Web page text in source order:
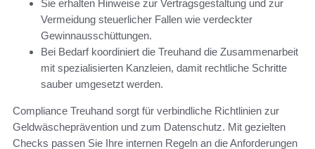
Sie erhalten Hinweise zur Vertragsgestaltung und zur
Vermeidung steuerlicher Fallen wie verdeckter
Gewinnausschüttungen.
Bei Bedarf koordiniert die Treuhand die Zusammenarbeit
mit spezialisierten Kanzleien, damit rechtliche Schritte
sauber umgesetzt werden.
Compliance Treuhand sorgt für verbindliche Richtlinien zur
Geldwäscheprävention und zum Datenschutz. Mit gezielten
Checks passen Sie Ihre internen Regeln an die Anforderungen